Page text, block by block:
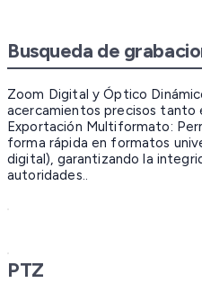
Busqueda de
Zoom Digital y Óptico
acercamientos precisos tanto
Exportación Multiformato:
forma rápida en formatos
digital), garantizando la
autoridades..
PTZ